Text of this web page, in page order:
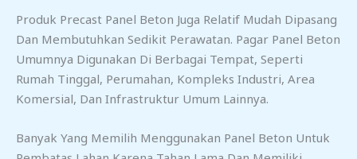
Produk Precast Panel Beton Juga Relatif Mudah Dipasang
Dan Membutuhkan Sedikit Perawatan. Pagar Panel Beton
Umumnya Digunakan Di Berbagai Tempat, Seperti
Rumah Tinggal, Perumahan, Kompleks Industri, Area
Komersial, Dan Infrastruktur Umum Lainnya.
Banyak Yang Memilih Menggunakan Panel Beton Untuk